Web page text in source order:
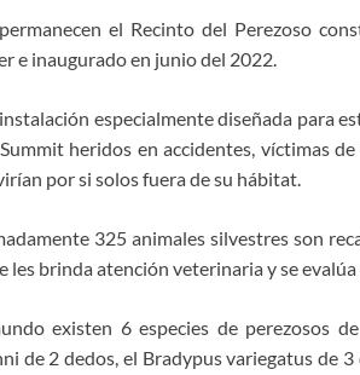
el Recinto del Perezoso
e inaugurado en junio del 2022.
especialmente diseñada para
heridos en accidentes, víctimas
por si solos fuera de su hábitat.
325 animales silvestres son
les brinda atención veterinaria y se
existen 6 especies de perezosos
de 2 dedos, el Bradypus variegatus de